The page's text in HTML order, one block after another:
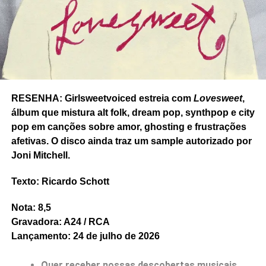
MAXIMILIAN
PÓS-PUNK RICARDO SCHOTT
UP NEXT
Ouvimos: Sutil Modelo Novo – “Corre errado”
DON'T MISS
Ouvimos: Martin Carr – “What future”
Ricardo Schott
Ricardo Schott é jornalista, radialista, editor e principal
RESENHA: Girlsweetvoiced estreia com Lovesweet,
álbum que mistura alt folk, dream pop, synthpop e city
pop em canções sobre amor, ghosting e frustrações
afetivas. O disco ainda traz um sample autorizado por
Joni Mitchell.
Texto: Ricardo Schott
Nota: 8,5
Gravadora: A24 / RCA
Lançamento: 24 de julho de 2026